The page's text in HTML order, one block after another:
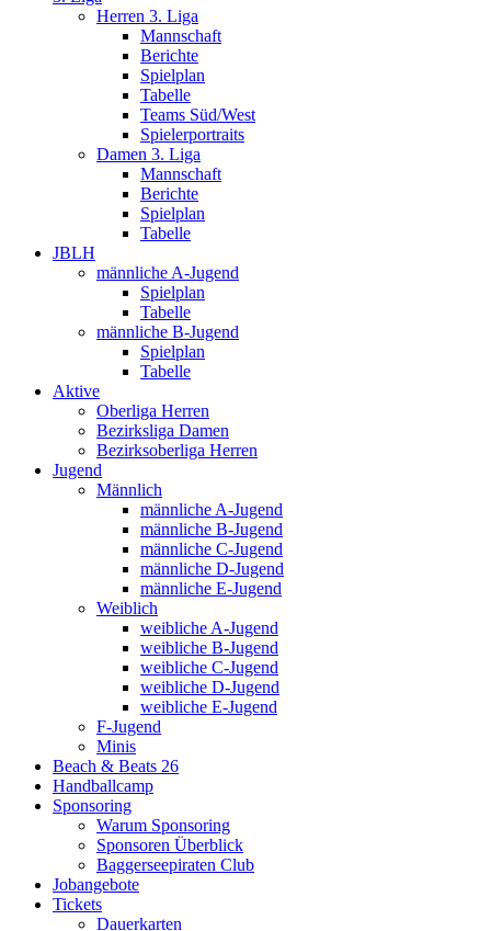
Herren 3. Liga
Mannschaft
Berichte
Spielplan
Tabelle
Teams Süd/West
Spielerportraits
Damen 3. Liga
Mannschaft
Berichte
Spielplan
Tabelle
JBLH
männliche A-Jugend
Spielplan
Tabelle
männliche B-Jugend
Spielplan
Tabelle
Aktive
Oberliga Herren
Bezirksliga Damen
Bezirksoberliga Herren
Jugend
Männlich
männliche A-Jugend
männliche B-Jugend
männliche C-Jugend
männliche D-Jugend
männliche E-Jugend
Weiblich
weibliche A-Jugend
weibliche B-Jugend
weibliche C-Jugend
weibliche D-Jugend
weibliche E-Jugend
F-Jugend
Minis
Beach & Beats 26
Handballcamp
Sponsoring
Warum Sponsoring
Sponsoren Überblick
Baggerseepiraten Club
Jobangebote
Tickets
Dauerkarten